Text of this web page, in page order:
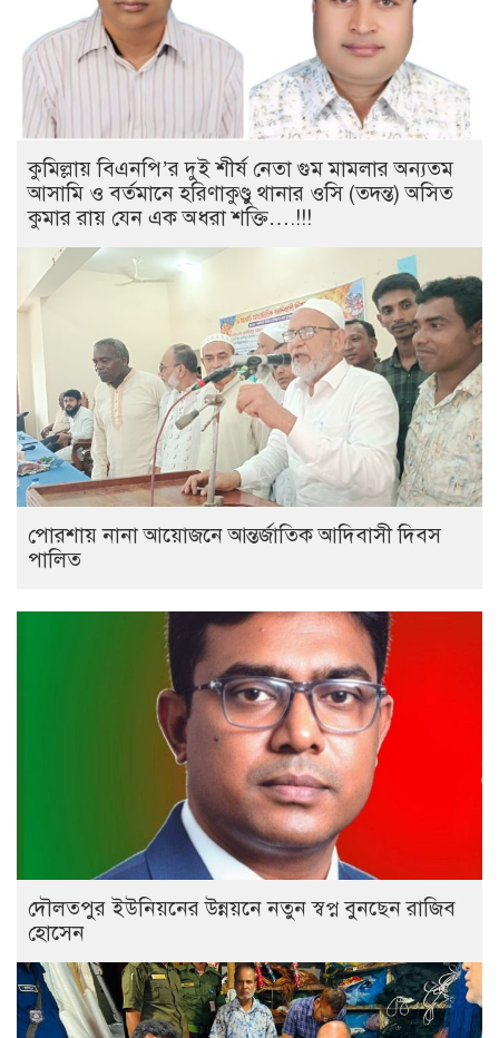
কুমিল্লায় বিএনপি’র দুই শীর্ষ নেতা গুম মামলার অন্যতম
আসামি ও বর্তমানে হরিণাকুণ্ডু থানার ওসি (তদন্ত) অসিত
কুমার রায় যেন এক অধরা শক্তি….!!!
পোরশায় নানা আয়োজনে আন্তর্জাতিক আদিবাসী দিবস
পালিত
দৌলতপুর ইউনিয়নের উন্নয়নে নতুন স্বপ্ন বুনছেন রাজিব
হোসেন